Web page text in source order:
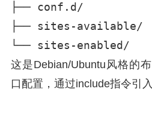
├── conf.d/             #
├── sites-available/
└── sites-enabled/
这是Debian/Ubuntu风格的
口配置，通过include指令引